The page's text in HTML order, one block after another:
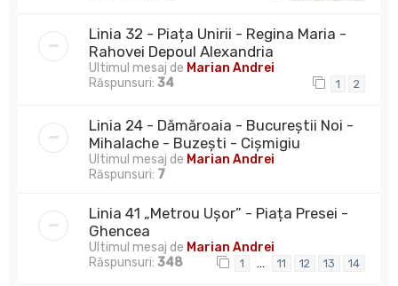
Linia 32 - Piața Unirii - Regina Maria -
Rahovei Depoul Alexandria
Ultimul mesaj de Marian Andrei
Răspunsuri: 34 1 2
Linia 24 - Dămăroaia - Bucureștii Noi -
Mihalache - Buzești - Cișmigiu
Ultimul mesaj de Marian Andrei
Răspunsuri: 7
Linia 41 „Metrou Ușor” - Piața Presei -
Ghencea
Ultimul mesaj de Marian Andrei
Răspunsuri: 348 1 … 11 12 13 14